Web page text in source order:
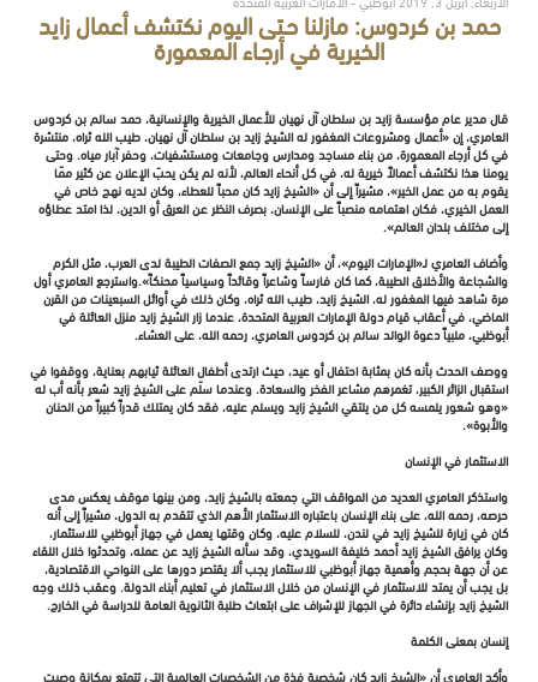
حمد بن كردوس: مازلنا حـتى اليوم نكتشف أعمال زايد
الخيرية في أرجـاء المعمورة
قال مدير عام مؤسسة زايد بن سلطان آل نهيان للأعمال الخيرية والإنسانية، حمد سالم بن كردوس
العامري، إن «أعمال ومشروعات المغفور له الشيخ زايد بن سلطان آل نهيان، طيب الله ثراه، منتشرة
في كل أرجاء المعمورة، من بناء مساجد ومدارس وجامعات ومستشفيات، وحفر آبار مياه. وحتى
يومنا هذا نكتشف أعمالاً خيرية له، في كل أنحاء العالم، لأنه لم يكن يحبّ الإعلان عن كثير ممّا
يقوم به من عمل الخير»، مشيراً إلى أن «الشيخ زايد كان محباً للعطاء، وكان لديه نهج خاص في
العمل الخيري، فكان اهتمامه منصباً على الإنسان، بصرف النظر عن العرق أو الدين، لذا امتد عطاؤه
إلى مختلف بلدان العالم».
وأضاف العامري لـ«الإمارات اليوم»، أن «الشيخ زايد جمع الصفات الطيبة لدى العرب، مثل الكرم
والشجاعة والأخلاق الطيبة، كما كان فارساً وشاعراً وقائداً وسياسياً محنكاً».واسترجع العامري أول
مرة شاهد فيها المغفور له، الشيخ زايد، طيب الله ثراه، وكان ذلك في أوائل السبعينات من القرن
الماضي، في أعقاب قيام دولة الإمارات العربية المتحدة، عندما زار الشيخ زايد منزل العائلة في
أبوظبي، ملبياً دعوة الوالد سالم بن كردوس العامري، رحمه الله، على العشاء.
ووصف الحدث بأنه كان بمثابة احتفال أو عيد، حيث ارتدى أطفال العائلة ثيابهم بعناية، ووقفوا في
استقبال الزائر الكبير، تغمرهم مشاعر الفخر والسعادة. وعندما سلّم على الشيخ زايد شعر بأنه أب له
«وهو شعور يلمسه كل من يلتقي الشيخ زايد ويسلم عليه، فقد كان يمتلك قدراً كبيراً من الحنان
والأبوة».
الاستثمار في الإنسان
واستذكر العامري العديد من المواقف التي جمعته بالشيخ زايد، ومن بينها موقف يعكس مدى
حرصه، رحمه الله، على بناء الإنسان باعتباره الاستثمار الأهم الذي تتقدم به الدول، مشيراً إلى أنه
كان في زيارة للشيخ زايد في لندن، للسلام عليه، وكان وقتها يعمل في جهاز أبوظبي للاستثمار،
وكان يرافق الشيخ زايد أحمد خليفة السويدي، وقد سأله الشيخ زايد عن عمله، وتحدثوا خلال اللقاء
عن أن جهة بحجم وأهمية جهاز أبوظبي للاستثمار يجب ألا يقتصر دورها على النواحي الاقتصادية،
بل يجب أن يمتد للاستثمار في الإنسان من خلال الاستثمار في تعليم أبناء الدولة. وعقب ذلك وجه
الشيخ زايد بإنشاء دائرة في الجهاز للإشراف على ابتعاث طلبة الثانوية العامة للدراسة في الخارج.
إنسان بمعنى الكلمة
وأكد العامري أن «الشيخ زايد كان شخصية فذة من الشخصيات العالمية التي تتمتع بمكانة وصيت